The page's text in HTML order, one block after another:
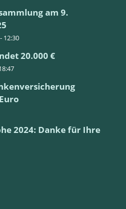
am 9.
12:30
20.000 €
2024: Danke für Ihre